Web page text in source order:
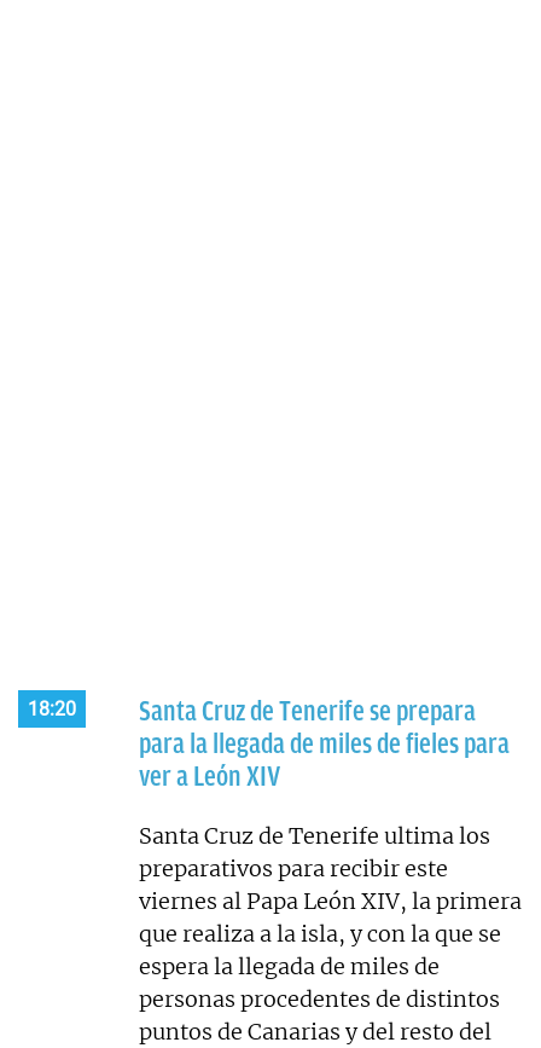
18:20
Santa Cruz de Tenerife se prepara
para la llegada de miles de fieles para
ver a León XIV
Santa Cruz de Tenerife ultima los
preparativos para recibir este
viernes al Papa León XIV, la primera
que realiza a la isla, y con la que se
espera la llegada de miles de
personas procedentes de distintos
puntos de Canarias y del resto del